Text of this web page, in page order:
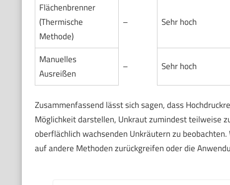
Flächenbrenner
(Thermische
Methode)
– Sehr hoch
Manuelles
Ausreißen
– Sehr hoch
Zusammenfassend lässt sich sagen, dass
Möglichkeit darstellen, Unkraut zumindest teilweise
oberflächlich wachsenden Unkräutern zu
auf andere Methoden zurückgreifen oder die